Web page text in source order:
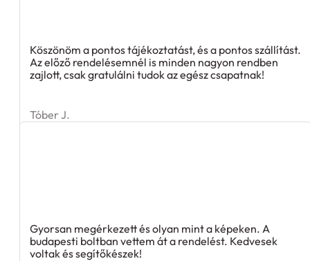
Köszönöm a pontos tájékoztatást, és a pontos szállítást.
Az előző rendelésemnél is minden nagyon rendben
zajlott, csak gratulálni tudok az egész csapatnak!
Tóber J.
Gyorsan megérkezett és olyan mint a képeken. A
budapesti boltban vettem át a rendelést. Kedvesek
voltak és segítőkészek!